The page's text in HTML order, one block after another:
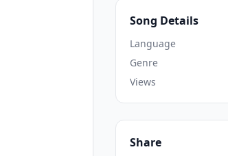
Song Details
Language
Genre
Views
Share